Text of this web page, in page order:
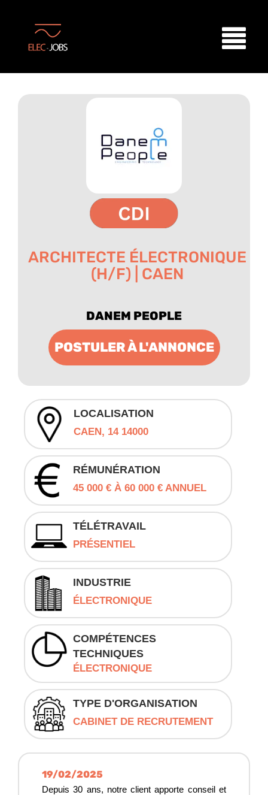
ARCHITECTE ÉLECTRONIQUE
(H/F) | CAEN
DANEM PEOPLE
POSTULER À L'ANNONCE
LOCALISATION
CAEN, 14 14000
RÉMUNÉRATION
45 000 € À 60 000 € ANNUEL
TÉLÉTRAVAIL
PRÉSENTIEL
INDUSTRIE
ÉLECTRONIQUE
COMPÉTENCES
TECHNIQUES
ÉLECTRONIQUE
TYPE D'ORGANISATION
CABINET DE RECRUTEMENT
19/02/2025
Depuis 30 ans, notre client apporte conseil et